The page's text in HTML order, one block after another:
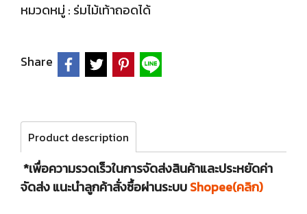
หมวดหมู่ : ร่มไม้เท้าถอดได้
Share
Product description
*เพื่อความรวดเร็วในการจัดส่งสินค้าและประหยัดค่า
จัดส่ง แนะนำลูกค้าสั่งซื้อผ่านระบบShopee(คลิก)